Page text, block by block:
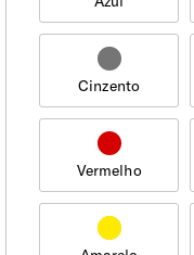
Cinzento
Vermelho